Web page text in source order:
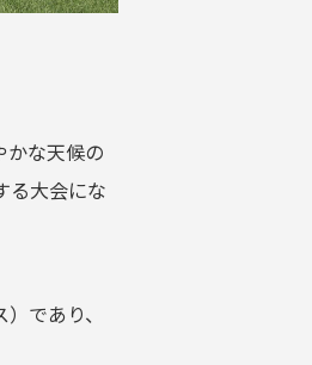
かな天候の
る大会にな
であり、